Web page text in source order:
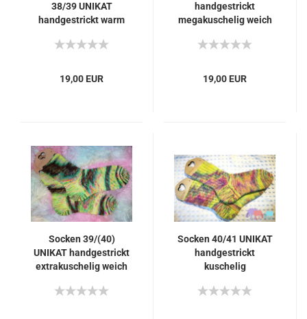
38/39 UNIKAT
handgestrickt warm
kuschelig
19,00 EUR
handgestrickt
megakuschelig weich
neon
19,00 EUR
Socken 39/(40)
UNIKAT handgestrickt
extrakuschelig weich
Socken 40/41 UNIKAT
handgestrickt
kuschelig
waschbar knallbunt